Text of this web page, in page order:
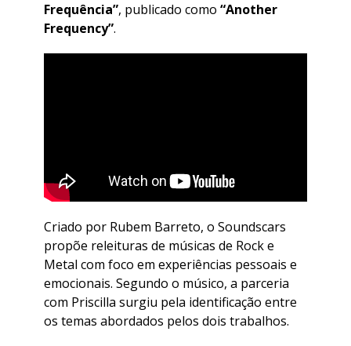
Frequência”, publicado como “Another
Frequency”.
Criado por Rubem Barreto, o Soundscars
propõe releituras de músicas de Rock e
Metal com foco em experiências pessoais e
emocionais. Segundo o músico, a parceria
com Priscilla surgiu pela identificação entre
os temas abordados pelos dois trabalhos.